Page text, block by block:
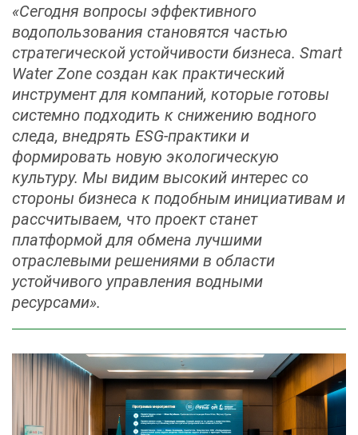
«Сегодня вопросы эффективного
водопользования становятся частью
стратегической устойчивости бизнеса. Smart
Water Zone создан как практический
инструмент для компаний, которые готовы
системно подходить к снижению водного
следа, внедрять ESG‑практики и
формировать новую экологическую
культуру. Мы видим высокий интерес со
стороны бизнеса к подобным инициативам и
рассчитываем, что проект станет
платформой для обмена лучшими
отраслевыми решениями в области
устойчивого управления водными
ресурсами».